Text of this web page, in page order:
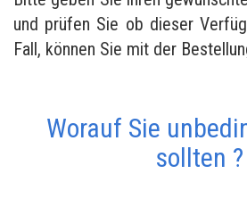
und prüfen Sie ob dieser
Fall, können Sie mit der
Worauf Sie
sollten ?